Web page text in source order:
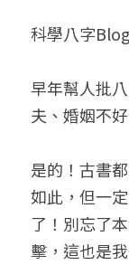
站長精選
臉書生活
好書推廌
陽宅視頻
線上直播
自我挑戰
八字進階
八字中階
八字高階班
五人實戰
五行計
五行計算
《十神
科學八字
八字批命
小兒命名
科學八字
科學八字
科學八字
科學八
輕鬆學
與我預約
批命預約
上課預約
常見問題
FB粉絲頁
登錄/註
搜索
繁體中文
繁體
科學八字
早年幫人批
夫、婚姻不
是的！古書
如此，但一
了！別忘了
擊，這也是
小兒命名